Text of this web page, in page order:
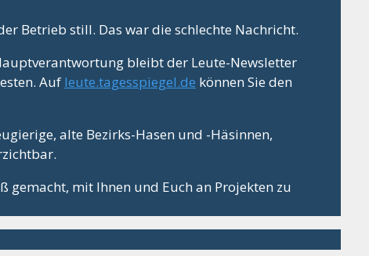
Betrieb still. Das war die schlechte Nachricht.
bleibt der Leute-Newsletter
Auf leute.tagesspiegel.de können Sie den
alte Bezirks-Hasen und -Häsinnen,
gemacht, mit Ihnen und Euch an Projekten zu